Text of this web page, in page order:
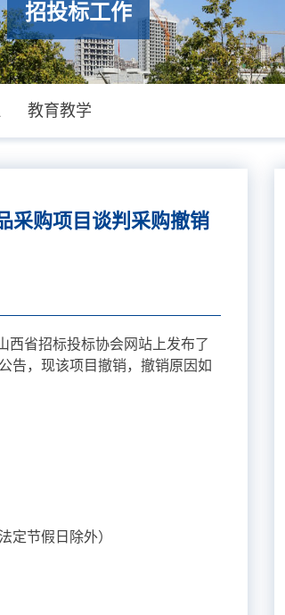
招投标工作
教育教学
采购项目谈判采购撤销
西省招标投标协会网站上发布了
告，现该项目撤销，撤销原因如
定节假日除外）